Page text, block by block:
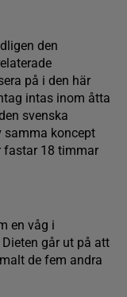
den
på i den här
intas inom åtta
svenska
samma koncept
fastar 18 timmar
en våg i
går ut på att
de fem andra